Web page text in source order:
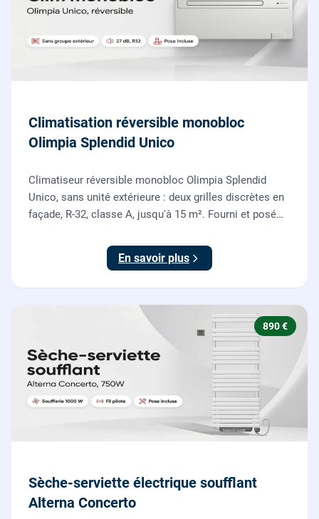
Climatisation réversible monobloc
Olimpia Splendid Unico
Climatiseur réversible monobloc Olimpia Splendid
Unico, sans unité extérieure : deux grilles discrètes en
façade, R-32, classe A, jusqu'à 15 m². Fourni et posé
En savoir plus
890 €
Sèche-serviette électrique soufflant
Alterna Concerto